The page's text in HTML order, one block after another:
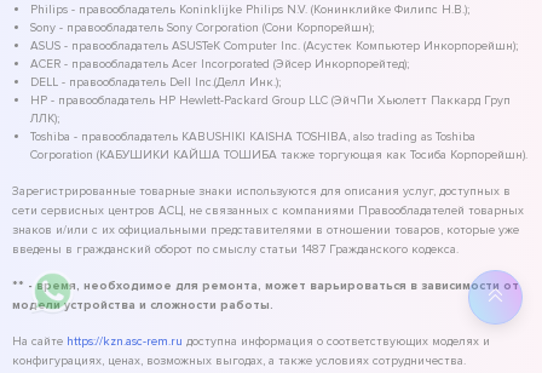
Philips - правообладатель Koninklijke Philips N.V. (Конинклийке Филипс Н.В.);
Sony - правообладатель Sony Corporation (Сони Корпорейшн);
ASUS - правообладатель ASUSTeK Computer Inc. (Асустек Компьютер Инкорпорейшн);
ACER - правообладатель Acer Incorporated (Эйсер Инкорпорейтед);
DELL - правообладатель Dell Inc.(Делл Инк.);
HP - правообладатель HP Hewlett-Packard Group LLC (ЭйчПи Хьюлетт Паккард Груп
ЛЛК);
Toshiba - правообладатель KABUSHIKI KAISHA TOSHIBA, also trading as Toshiba
Corporation (КАБУШИКИ КАЙША ТОШИБА также торгующая как Тосиба Корпорейшн).
Зарегистрированные товарные знаки используются для описания услуг, доступных в
сети сервисных центров АСЦ, не связанных с компаниями Правообладателей товарных
знаков и/или с их официальными представителями в отношении товаров, которые уже
введены в гражданский оборот по смыслу статьи 1487 Гражданского кодекса.
** - время, необходимое для ремонта, может варьироваться в зависимости от
модели устройства и сложности работы.
На сайте https://kzn.asc-rem.ru доступна информация о соответствующих моделях и
конфигурациях, ценах, возможных выгодах, а также условиях сотрудничества.